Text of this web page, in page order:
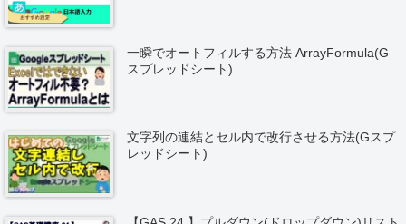
一瞬でオートフィルする方法 ArrayFormula(G
スプレッドシート)
文字列の連結とセル内で改行させる方法(Gスプ
レッドシート)